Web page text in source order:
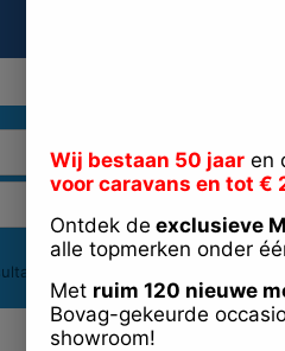
gevonden
Wij bestaan 50 jaar en
voor caravans en tot €
Ontdek de exclusieve
alle topmerken onder
Met ruim 120 nieuwe
Bovag-gekeurde
showroom!